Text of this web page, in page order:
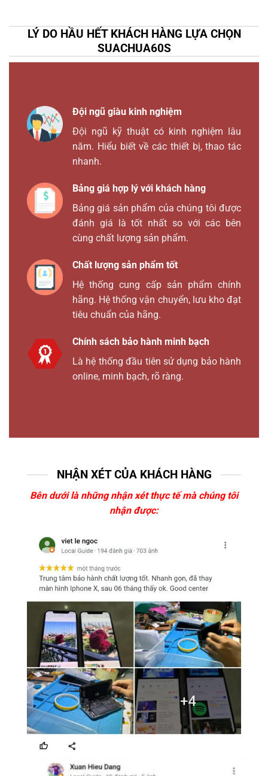
LÝ DO HẦU HẾT KHÁCH HÀNG LỰA CHỌN
SUACHUA60S
Đội ngũ giàu kinh nghiệm
Đội ngũ kỹ thuật có kinh nghiệm lâu
năm. Hiểu biết về các thiết bị, thao tác
nhanh.
Bảng giá hợp lý với khách hàng
Bảng giá sản phẩm của chúng tôi được
đánh giá là tốt nhất so với các bên
cùng chất lượng sản phẩm.
Chất lượng sản phẩm tốt
Hệ thống cung cấp sản phẩm chính
hãng. Hệ thống vận chuyển, lưu kho đạt
tiêu chuẩn của hãng.
Chính sách bảo hành minh bạch
Là hệ thống đầu tiên sử dụng bảo hành
online, minh bạch, rõ ràng.
NHẬN XÉT CỦA KHÁCH HÀNG
Bên dưới là những nhận xét thực tế mà chúng tôi
nhận được: